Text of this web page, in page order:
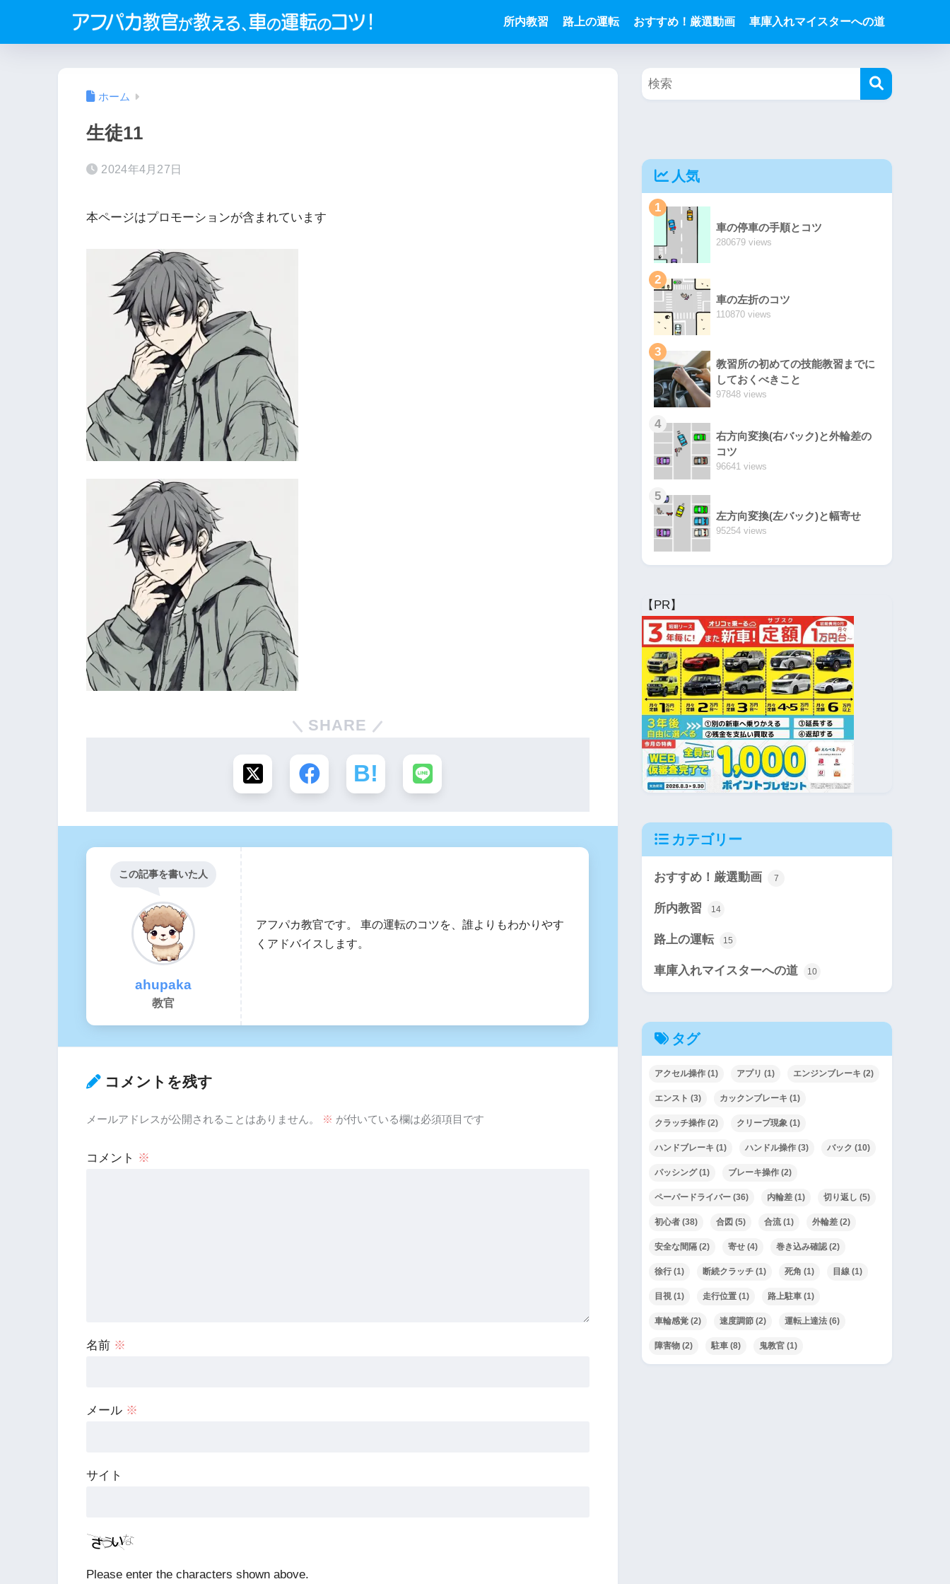
所内教習 路上の運転 おすすめ！厳選動画 車庫入れマイスターへの道
ホーム
生徒11
2024年4月27日
本ページはプロモーションが含まれています
SHARE
この記事を書いた人
ahupaka
教官
アフパカ教官です。 車の運転のコツを、誰よりもわかりやす
くアドバイスします。
コメントを残す
メールアドレスが公開されることはありません。 ※ が付いている欄は必須項目です
コメント ※
名前 ※
メール ※
サイト
Please enter the characters shown above.
人気
1
車の停車の手順とコツ
280679 views
2
車の左折のコツ
110870 views
3
教習所の初めての技能教習までに
しておくべきこと
97848 views
4
右方向変換(右バック)と外輪差の
コツ
96641 views
5
左方向変換(左バック)と幅寄せ
95254 views
【PR】
カテゴリー
おすすめ！厳選動画 7
所内教習 14
路上の運転 15
車庫入れマイスターへの道 10
タグ
アクセル操作 (1) アプリ (1) エンジンブレーキ (2)
エンスト (3) カックンブレーキ (1)
クラッチ操作 (2) クリープ現象 (1)
ハンドブレーキ (1) ハンドル操作 (3) バック (10)
パッシング(1) ブレーキ操作 (2)
ペーパードライバー (36) 内輪差 (1) 切り返し (5)
初心者 (38) 合図 (5) 合流(1) 外輪差 (2)
安全な間隔 (2) 寄せ (4) 巻き込み確認(2)
徐行 (1) 断続クラッチ (1) 死角 (1) 目線 (1)
目視 (1) 走行位置 (1) 路上駐車 (1)
車輪感覚 (2) 速度調節 (2) 運転上達法 (6)
障害物 (2) 駐車 (8) 鬼教官 (1)